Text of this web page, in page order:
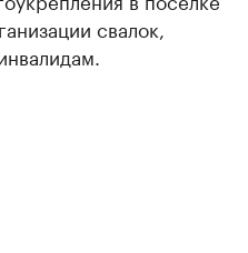
свалок,